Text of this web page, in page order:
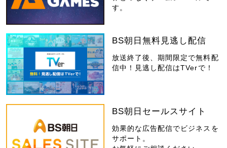
す。
BS朝日無料見逃し配信
放送終了後、期間限定で無料配
信中！見逃し配信はTVerで！
BS朝日セールスサイト
効果的な広告配信でビジネスを
サポート。